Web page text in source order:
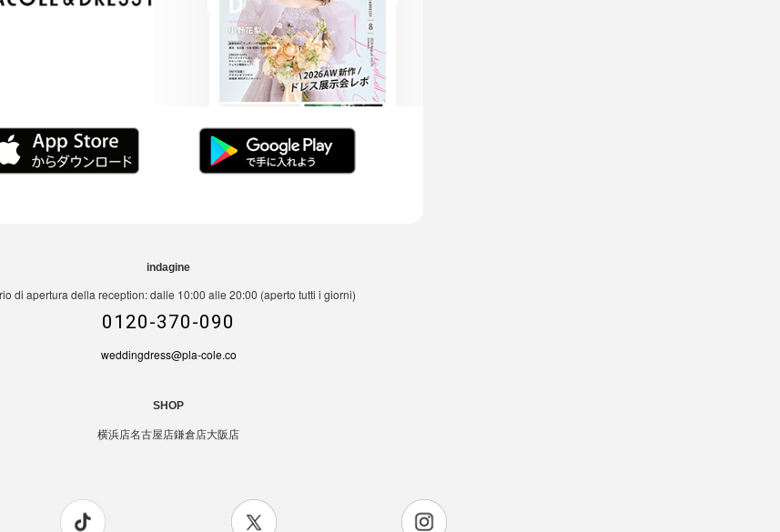
indagine
di apertura della reception: dalle 10:00 alle 20:00 (aperto tutti i giorni)
0120-370-090
weddingdress@pla-cole.co
SHOP
横浜店名古屋店鎌倉店大阪店